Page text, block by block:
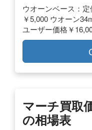
ウオーンベース：
￥5,000 ウオーン
ユーザー価格￥
マーチ買取
の相場表